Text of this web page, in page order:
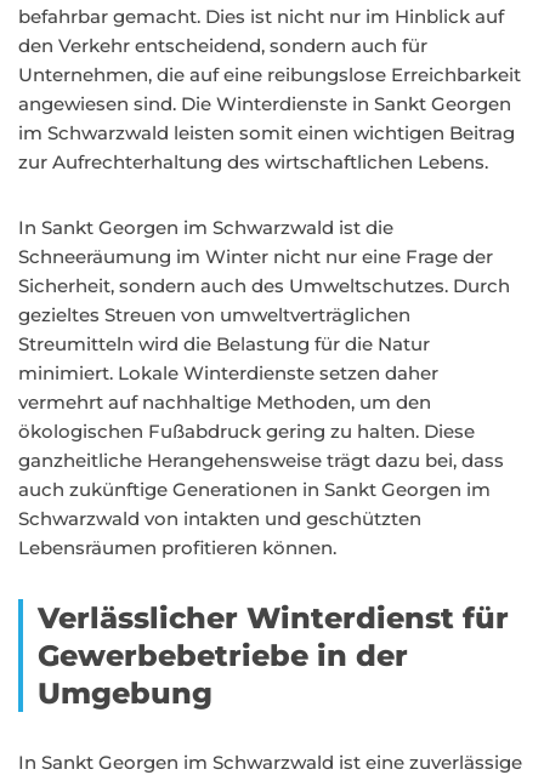
befahrbar gemacht. Dies ist nicht nur im Hinblick auf
den Verkehr entscheidend, sondern auch für
Unternehmen, die auf eine reibungslose Erreichbarkeit
angewiesen sind. Die Winterdienste in Sankt Georgen
im Schwarzwald leisten somit einen wichtigen Beitrag
zur Aufrechterhaltung des wirtschaftlichen Lebens.
In Sankt Georgen im Schwarzwald ist die
Schneeräumung im Winter nicht nur eine Frage der
Sicherheit, sondern auch des Umweltschutzes. Durch
gezieltes Streuen von umweltverträglichen
Streumitteln wird die Belastung für die Natur
minimiert. Lokale Winterdienste setzen daher
vermehrt auf nachhaltige Methoden, um den
ökologischen Fußabdruck gering zu halten. Diese
ganzheitliche Herangehensweise trägt dazu bei, dass
auch zukünftige Generationen in Sankt Georgen im
Schwarzwald von intakten und geschützten
Lebensräumen profitieren können.
Verlässlicher Winterdienst für
Gewerbebetriebe in der
Umgebung
In Sankt Georgen im Schwarzwald ist eine zuverlässige